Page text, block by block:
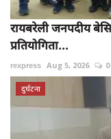
रायबरेली जनपदीय
प्रतियोगिता...
rexpress Aug 5, 2026 0
दुर्घटना